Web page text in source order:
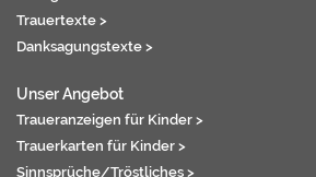
Trauertexte >
Danksagungstexte >
Unser Angebot
Traueranzeigen für Kinder >
Trauerkarten für Kinder >
Sinnsprüche/Tröstliches >